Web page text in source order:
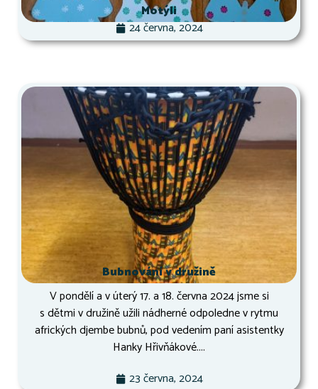
Motýli
24 června, 2024
Bubnování v družině
V pondělí a v úterý 17. a 18. června 2024 jsme si
s dětmi v družině užili nádherné odpoledne v rytmu
afrických djembe bubnů, pod vedením paní asistentky
Hanky Hřivňákové....
23 června, 2024